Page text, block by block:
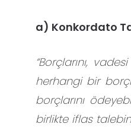
a) Konkordato
“Borçlarını,
herhangi bir
borçlarını
birlikte iflas